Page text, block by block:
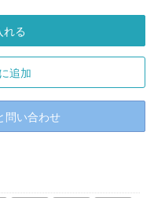
れる
追加
問い合わせ